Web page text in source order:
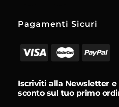
Pagamenti Sicuri
Iscriviti alla Newsletter e
sconto sul tuo primo